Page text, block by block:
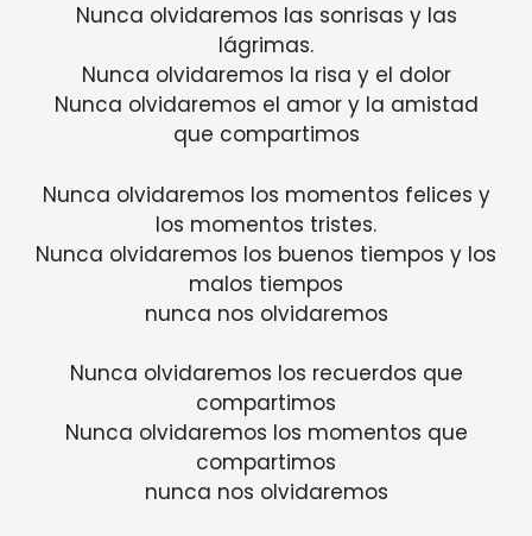
Nunca olvidaremos las sonrisas y las
lágrimas.
Nunca olvidaremos la risa y el dolor
Nunca olvidaremos el amor y la amistad
que compartimos
Nunca olvidaremos los momentos felices y
los momentos tristes.
Nunca olvidaremos los buenos tiempos y los
malos tiempos
nunca nos olvidaremos
Nunca olvidaremos los recuerdos que
compartimos
Nunca olvidaremos los momentos que
compartimos
nunca nos olvidaremos